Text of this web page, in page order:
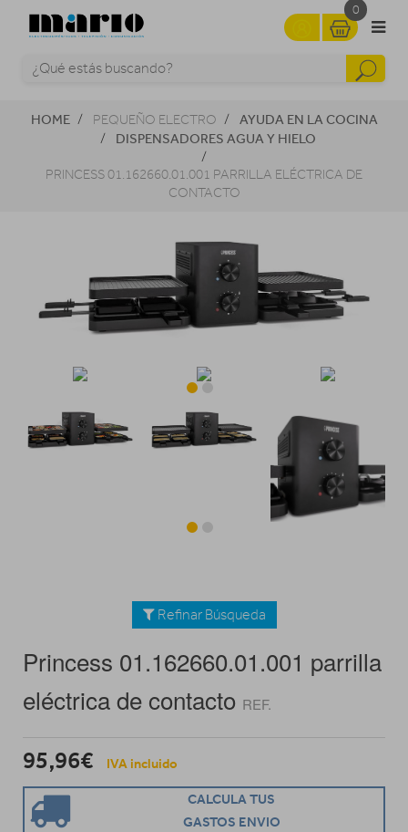
0
HOME PEQUEÑO ELECTRO
AYUDA EN LA COCINA
DISPENSADORES AGUA Y HIELO
PRINCESS 01.162660.01.001 PARRILLA ELÉCTRICA DE
CONTACTO
Refinar Búsqueda
Princess 01.162660.01.001 parrilla
eléctrica de contacto REF.
95,96€ IVA incluido
CALCULA TUS
GASTOS ENVIO